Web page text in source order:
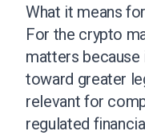
What it means
For the crypto
matters
toward greater
relevant for
regulated